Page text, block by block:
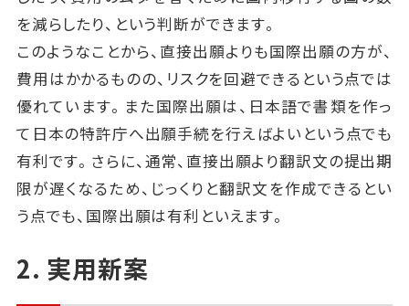
を減らしたり、という判断ができます。
このようなことから、直接出願よりも国際出願の方が、
費用はかかるものの、リスクを回避できるという点では
優れています。また国際出願は、日本語で書類を作っ
て日本の特許庁へ出願手続を行えばよいという点でも
有利です。さらに、通常、直接出願より翻訳文の提出期
限が遅くなるため、じっくりと翻訳文を作成できるとい
う点でも、国際出願は有利といえます。
2. 実用新案